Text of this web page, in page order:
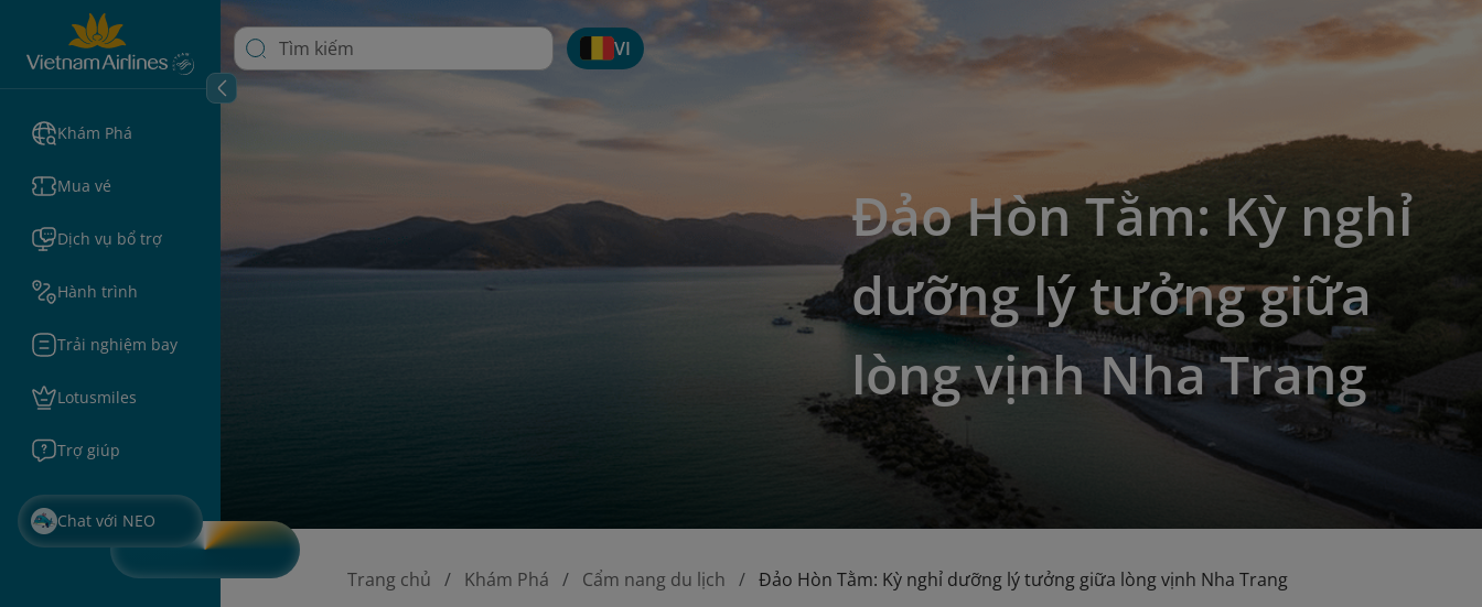
Khám Phá
Mua vé
Dịch vụ bổ trợ
Hành trình
Trải nghiệm bay
Lotusmiles
Trợ giúp
Chat với NEO
VI
Đảo Hòn Tằm: Kỳ nghỉ
dưỡng lý tưởng giữa
lòng vịnh Nha Trang
Trang chủ Khám Phá Cẩm nang du lịch Đảo Hòn Tằm: Kỳ nghỉ dưỡng lý tưởng giữa lòng vịnh Nha Trang